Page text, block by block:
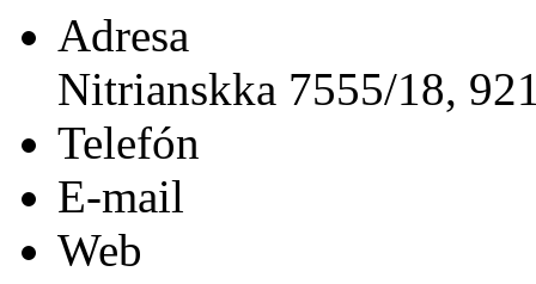
Adresa
Nitrianskka 7555/18,
Telefón
E-mail
Web